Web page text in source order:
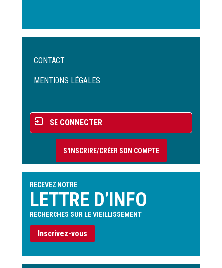
Menu
de
CONTACT
MENTIONS LÉGALES
Menu
du
compte
l'utilisateur
SE CONNECTER
S'INSCRIRE/CRÉER SON COMPTE
RECEVEZ NOTRE
LETTRE D’INFO
RECHERCHES SUR LE VIEILLISSEMENT
Inscrivez-vous